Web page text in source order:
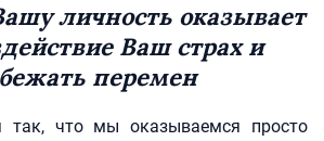
личность оказывает
Ваш страх и
перемен
так, что мы оказываемся просто